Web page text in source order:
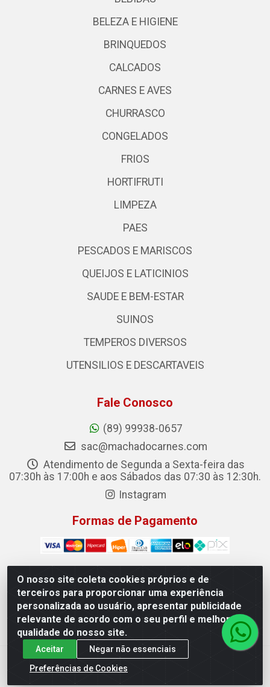
O nosso site coleta cookies próprios e de
terceiros para proporcionar uma experiência
personalizada ao usuário, apresentar publicidade
relevante de acordo com o seu perfil e melhorar a
qualidade do nosso site.
Aceitar
Negar não essenciais
Preferências de Cookies
BELEZA E HIGIENE
BRINQUEDOS
CALCADOS
CARNES E AVES
CHURRASCO
CONGELADOS
FRIOS
HORTIFRUTI
LIMPEZA
PAES
PESCADOS E MARISCOS
QUEIJOS E LATICINIOS
SAUDE E BEM-ESTAR
SUINOS
TEMPEROS DIVERSOS
UTENSILIOS E DESCARTAVEIS
Fale Conosco
(89) 99938-0657
sac@machadocarnes.com
Atendimento de Segunda a Sexta-feira das
07:30h às 17:00h e aos Sábados das 07:30 às 12:30h.
Instagram
Formas de Pagamento
Machado Carnes Distribuidora de Alimentos LTDA -
Logradouro: Avenida Candido Aleixo, 148 - Centro - Oeiras/PI
- CEP 64.500-000 - 31.391.008/0001-50